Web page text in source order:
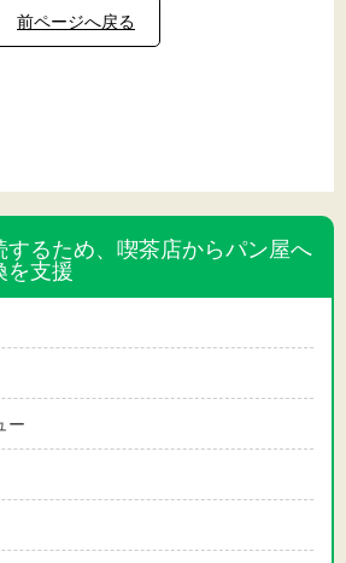
するため、喫茶店からパン屋へ
を支援
ー
前ページへ戻る